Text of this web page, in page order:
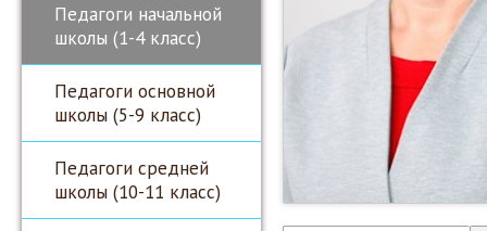
Педагоги начальной
школы (1-4 класс)
Педагоги основной
школы (5-9 класс)
Педагоги средней
школы (10-11 класс)